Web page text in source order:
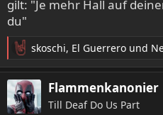
:
gilt: "Je mehr Hall auf
du"
R
e
a
k
t
skoschi, El Guerrero und
Flammenkanonier
Till Deaf Do Us Part